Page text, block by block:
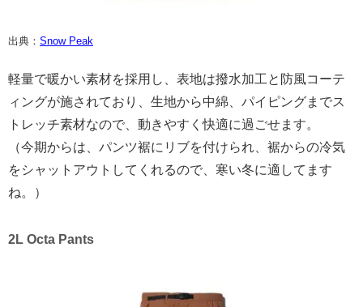
出典： Snow Peak
軽量で暖かい素材を採用し、表地は撥水加工と防風コーテ
ィングが施されており、生地から中綿、パイピングまでス
トレッチ素材なので、動きやすく快適に過ごせます。
（今期からは、パンツ裾にリブを付けられ、裾からの冷気
をシャットアウトしてくれるので、寒い冬に適してます
ね。）
2L Octa Pants